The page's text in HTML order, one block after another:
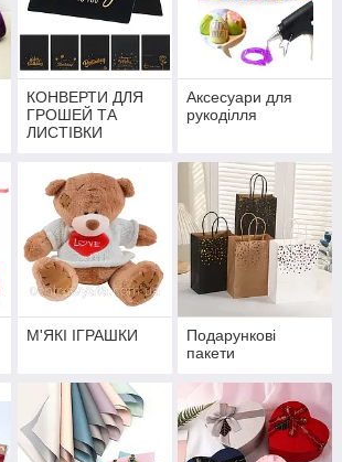
КОНВЕРТИ ДЛЯ
ГРОШЕЙ ТА
ЛИСТІВКИ
Аксесуари для
рукоділля
М'ЯКІ ІГРАШКИ
Подарункові
пакети